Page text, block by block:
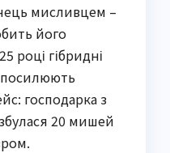
мисливцем –
його
році гібридні
господарка з
20 мишей